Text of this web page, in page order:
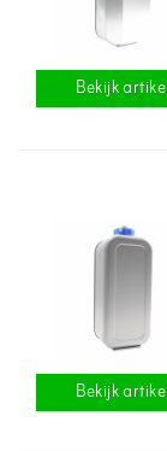
Bekijk
Bekijk